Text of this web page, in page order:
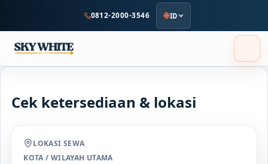
utama
0812-2000-3546 ID
Cek ketersediaan & lokasi
LOKASI SEWA
KOTA / WILAYAH UTAMA